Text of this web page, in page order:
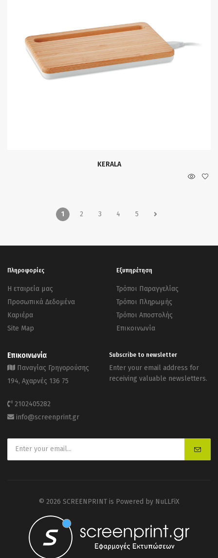
KERALA
1 2 3 4 5
Πληροφορίες
Η εταιρεία μας
Προσωπικά Δεδομένα
Καριέρα
Site Map
Εξυπηρέτηση
Τρόποι Παραγγελίας
Τρόποι Πληρωμής
Τρόποι Αποστολής
Επικοινωνία
Επικοινωνία
Παναγίας Γρηγορούσης
194, Αχαρνές 136 75
2102405282
info@screenprint.gr
Subscribe to newsletter
Enter your email address for
receiving valuable newsletters.
© 2026 SCREENPRINT is Powered by NuLLFiX